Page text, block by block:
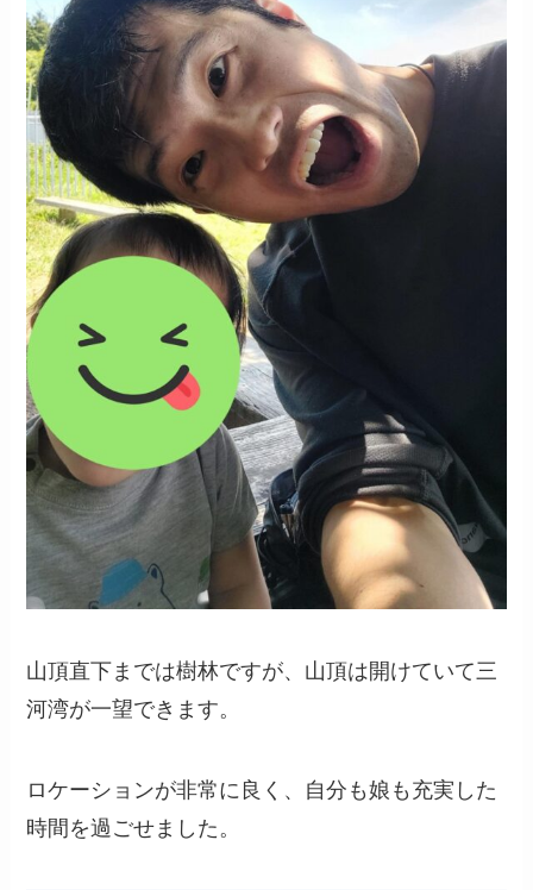
山頂直下までは樹林ですが、山頂は開けていて三
河湾が一望できます。
ロケーションが非常に良く、自分も娘も充実した
時間を過ごせました。